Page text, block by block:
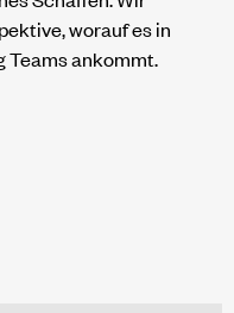
worauf es in
Teams ankommt.